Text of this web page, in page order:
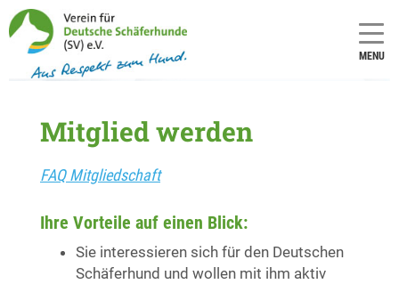
MENU
Mitglied werden
FAQ Mitgliedschaft
Ihre Vorteile auf einen Blick:
Sie interessieren sich für den Deutschen
Schäferhund und wollen mit ihm aktiv